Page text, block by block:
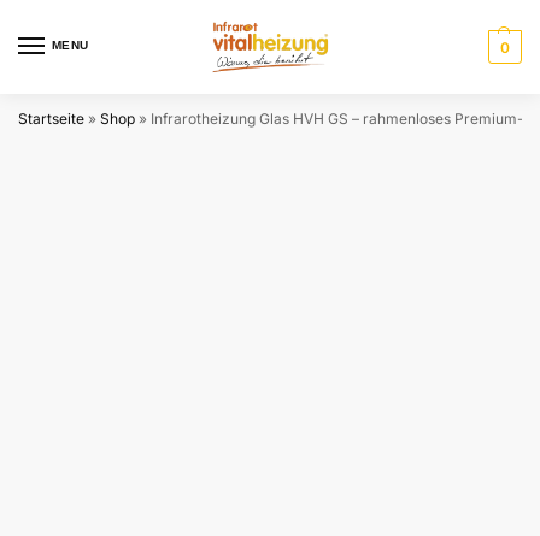
MENU 0
Startseite » Shop » Infrarotheizung Glas HVH GS – rahmenloses Premium-